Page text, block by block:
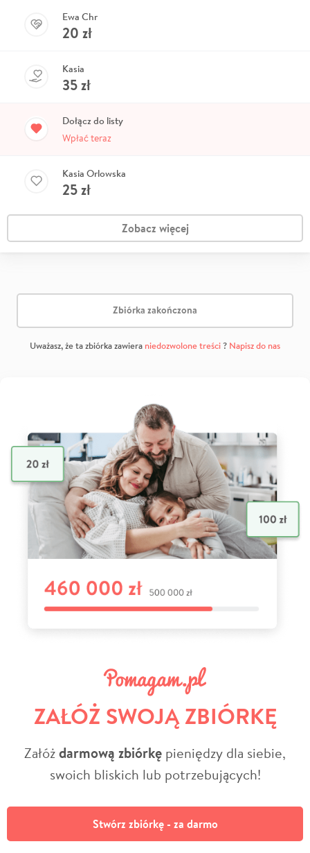
Ewa Chr
20 zł
Kasia
35zł
Dołącz do listy
Wpłać teraz
Kasia Orlowska
25zł
Zobacz więcej
Zbiórka zakończona
Uważasz, że ta zbiórka zawiera niedozwolone treści? Napisz do nas
ZAŁÓŻ SWOJĄ ZBIÓRKĘ
Załóżdarmową zbiórkę pieniędzy dla siebie,
swoich bliskich lub potrzebujących!
Stwórz zbiórkę - za darmo